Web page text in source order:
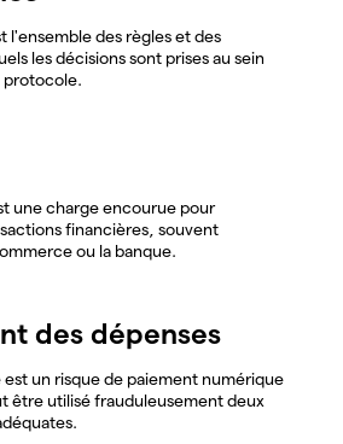
l'ensemble des règles et des
les décisions sont prises au sein
protocole.
une charge encourue pour
financières, souvent
ou la banque.
des dépenses
est un risque de paiement numérique
être utilisé frauduleusement deux